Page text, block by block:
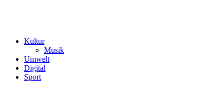
Kultur
Musik
Umwelt
Digital
Sport